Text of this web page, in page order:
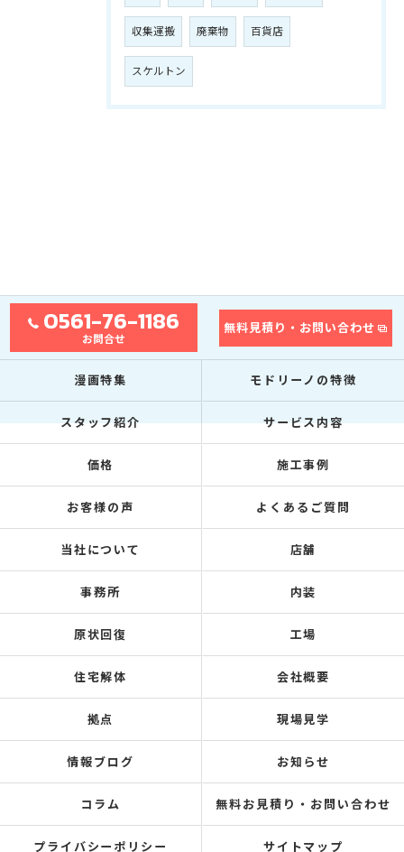
収集運搬 廃棄物 百貨店
スケルトン
0561-76-1186
お問合せ
無料見積り・お問い合わせ
漫画特集 モドリーノの特徴
スタッフ紹介 サービス内容
価格 施工事例
お客様の声 よくあるご質問
当社について 店舗
事務所 内装
原状回復 工場
住宅解体 会社概要
拠点 現場見学
情報ブログ お知らせ
コラム 無料お見積り・お問い合わせ
プライバシーポリシー サイトマップ